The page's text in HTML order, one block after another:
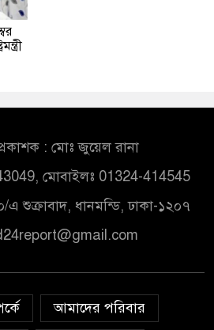
: মোঃ জুয়েল রানা
মোবাইলঃ 01324-414545
শুক্রাবাদ, ধানমন্ডি, ঢাকা-১২০৭
আমাদের পরিবার